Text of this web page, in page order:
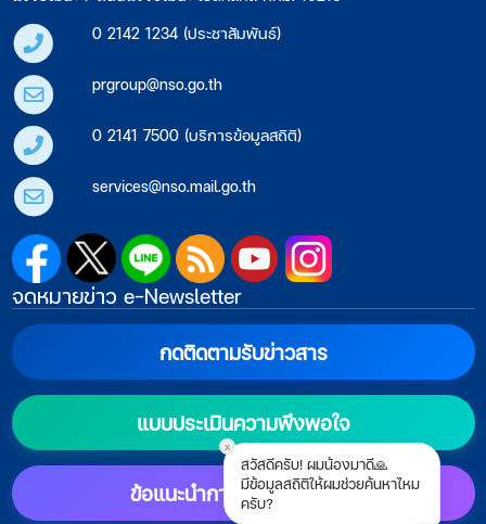
x
สวัสดีครับ! ผมน้องมาดี🙏
มีข้อมูลสถิติให้ผมช่วยค้นหาไหม
ครับ?
0 2142 1234 (ประชาสัมพันธ์)
prgroup@nso.go.th
0 2141 7500 (บริการข้อมูลสถิติ)
services@nso.mail.go.th
จดหมายข่าว e-Newsletter
กดติดตามรับข่าวสาร
แบบประเมินความพึงพอใจ
ข้อแนะนำการตั้งค่าแสดงผล